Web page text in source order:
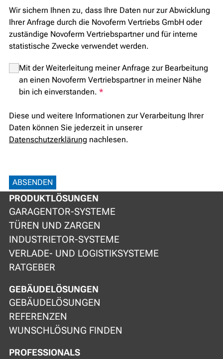
Wir sichern Ihnen zu, dass Ihre Daten nur zur Abwicklung
Ihrer Anfrage durch die Novoferm Vertriebs GmbH oder
zuständige Novoferm Vertriebspartner und für interne
statistische Zwecke verwendet werden.
Mit der Weiterleitung meiner Anfrage zur Bearbeitung
an einen Novoferm Vertriebspartner in meiner Nähe
bin ich einverstanden. *
Diese und weitere Informationen zur Verarbeitung Ihrer
Daten können Sie jederzeit in unserer
Datenschutzerklärung nachlesen.
ABSENDEN
PRODUKTLÖSUNGEN
GARAGENTOR-SYSTEME
TÜREN UND ZARGEN
INDUSTRIETOR-SYSTEME
VERLADE- UND LOGISTIKSYSTEME
RATGEBER
GEBÄUDELÖSUNGEN
GEBÄUDELÖSUNGEN
REFERENZEN
WUNSCHLÖSUNG FINDEN
PROFESSIONALS